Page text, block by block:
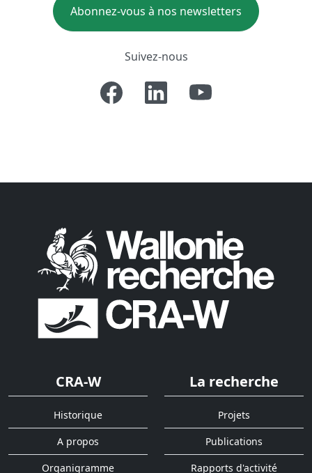
Abonnez-vous à nos newsletters
Suivez-nous
CRA-W
Historique
A propos
Organigramme
La recherche
Projets
Publications
Rapports d'activité